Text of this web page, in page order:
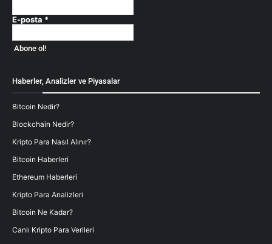
E-posta *
Haberler, Analizler ve Piyasalar
Bitcoin Nedir?
Blockchain Nedir?
Kripto Para Nasıl Alınır?
Bitcoin Haberleri
Ethereum Haberleri
Kripto Para Analizleri
Bitcoin Ne Kadar?
Canlı Kripto Para Verileri